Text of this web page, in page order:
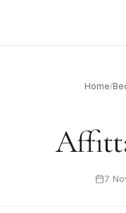
Home/
7